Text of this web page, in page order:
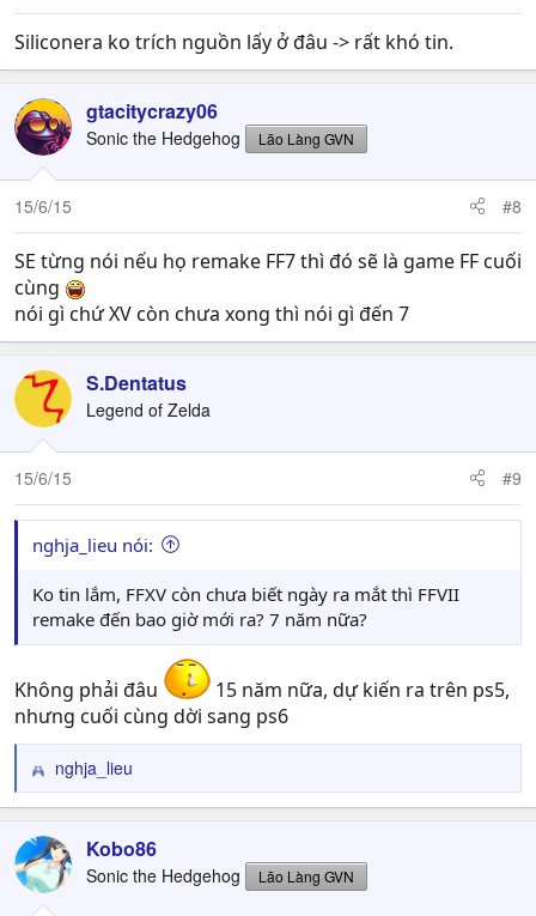
Siliconera ko trích nguồn lấy ở đâu -> rất khó tin.
gtacitycrazy06
Sonic the Hedgehog Lão Làng GVN
15/6/15 #8
SE từng nói nếu họ remake FF7 thì đó sẽ là game FF cuối
cùng
nói gì chứ XV còn chưa xong thì nói gì đến 7
S.Dentatus
Legend of Zelda
15/6/15 #9
nghja_lieu nói:
Ko tin lắm, FFXV còn chưa biết ngày ra mắt thì FFVII
remake đến bao giờ mới ra? 7 năm nữa?
Không phải đâu
15 năm nữa, dự kiến ra trên ps5,
nhưng cuối cùng dời sang ps6
R
e
c
t
i
nghja_lieu
Kobo86
Sonic the Hedgehog Lão Làng GVN